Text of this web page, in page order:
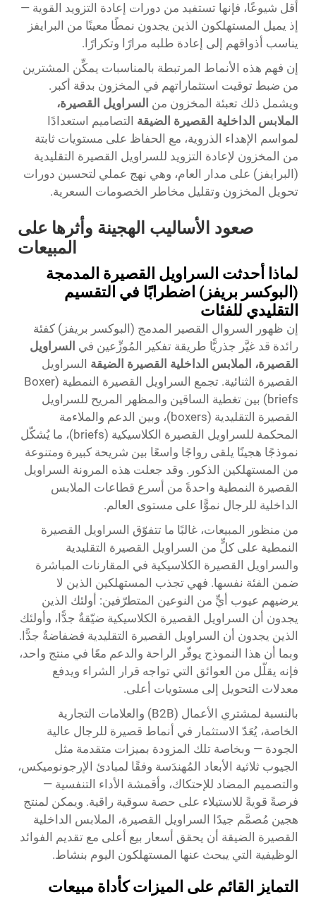
أقل شيوعًا، فإنها تستفيد من دورات إعادة التزويد القوية —
إذ يميل المستهلكون الذين يجدون نمطًا معينًا من البرايفز
يناسب أذواقهم إلى إعادة طلبه مرارًا وتكرارًا.
إن فهم هذه الأنماط المرتبطة بالمناسبات يمكِّن المشترين
من ضبط توقيت استثماراتهم في المخزون بدقة أكبر.
ويشمل ذلك تعبئة المخزون من السراويل القصيرة،
الملابس الداخلية القصيرة الضيقة التصاميم استعدادًا
لمواسم الإهداء الذروية، مع الحفاظ على مستويات ثابتة
من المخزون لإعادة التزويد للسراويل القصيرة التقليدية
(البرايفز) على مدار العام، وهي نهج عملي لتحسين دورات
تحويل المخزون وتقليل مخاطر الخصومات السعرية.
صعود الأساليب الهجينة وأثرها على
المبيعات
لماذا أحدثت السراويل القصيرة المدمجة
(البوكسر بريفز) اضطرابًا في التقسيم
التقليدي للفئات
إن ظهور السروال القصير المدمج (البوكسر بريفز) كفئة
رائدة قد غيَّر جذريًّا طريقة تفكير المُوزِّعين في السراويل
القصيرة، الملابس الداخلية القصيرة الضيقة السراويل
القصيرة الثنائية. تجمع السراويل القصيرة النمطية (Boxer
briefs) بين تغطية الساقين والمظهر المريح للسراويل
القصيرة التقليدية (boxers)، وبين الدعم والملاءمة
المحكمة للسراويل القصيرة الكلاسيكية (briefs)، ما يُشكّل
نموذجًا هجينًا يلقى رواجًا واسعًا بين شريحة كبيرة ومتنوعة
من المستهلكين الذكور. وقد جعلت هذه المرونة السراويل
القصيرة النمطية واحدةً من أسرع قطاعات الملابس
الداخلية للرجال نموًّا على مستوى العالم.
من منظور المبيعات، غالبًا ما تتفوّق السراويل القصيرة
النمطية على كلٍّ من السراويل القصيرة التقليدية
والسراويل القصيرة الكلاسيكية في المقارنات المباشرة
ضمن الفئة نفسها. فهي تجذب المستهلكين الذين لا
يرضيهم عيوب أيٍّ من النوعين المتطرّفين: أولئك الذين
يجدون أن السراويل القصيرة الكلاسيكية ضيّقةٌ جدًّا، وأولئك
الذين يجدون أن السراويل القصيرة التقليدية فضفاضةٌ جدًّا.
وبما أن هذا النموذج يوفّر الراحة والدعم معًا في منتج واحد،
فإنه يقلّل من العوائق التي تواجه قرار الشراء ويدفع
معدلات التحويل إلى مستويات أعلى.
بالنسبة لمشتري الأعمال (B2B) والعلامات التجارية
الخاصة، يُعَدّ الاستثمار في أنماط قصيرة للرجال عالية
الجودة — وبخاصة تلك المزودة بميزات متقدمة مثل
الجيوب ثلاثية الأبعاد المُهندَسة وفقًا لمبادئ الإرجونوميكس،
والتصميم المضاد للإحتكاك، وأقمشة الأداء التنفسية —
فرصةً قويةً للاستيلاء على حصة سوقية راقية. ويمكن لمنتج
هجين مُصمَّم جيدًا
السراويل القصيرة، الملابس الداخلية
القصيرة الضيقة أن يحقق أسعار بيع أعلى مع تقديم الفوائد
الوظيفية التي يبحث عنها المستهلكون اليوم بنشاط.
التمايز القائم على الميزات كأداة مبيعات